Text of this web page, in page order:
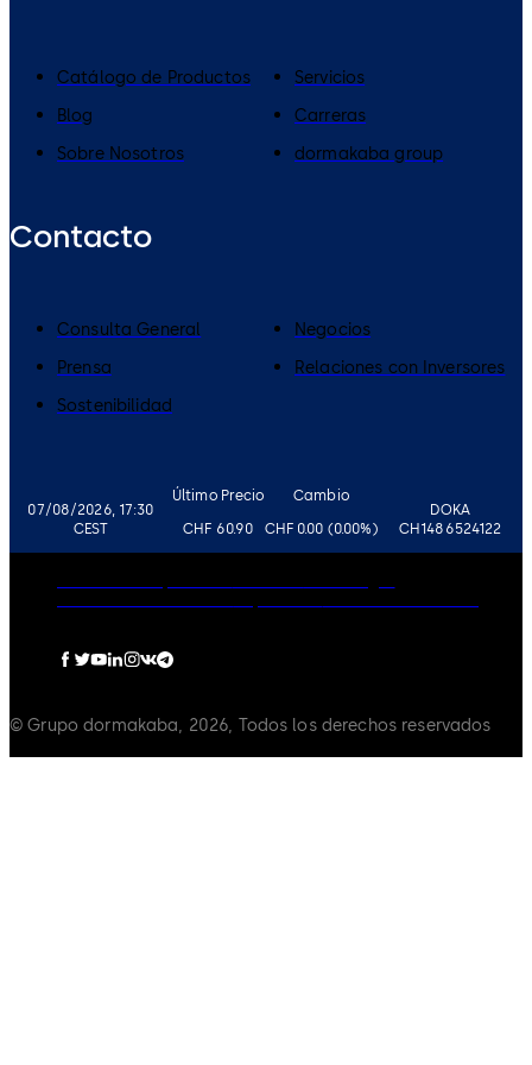
07/08/2026, 17:30
CEST
Último Precio
CHF 60.90
Cambio
CHF 0.00 (0.00%)
DOKA
CH1486524122
Catálogo de Productos
Servicios
Blog
Carreras
Sobre Nosotros
dormakaba group
Contacto
Consulta General
Negocios
Prensa
Relaciones con Inversores
Sostenibilidad
© Grupo dormakaba, 2026, Todos los derechos reservados